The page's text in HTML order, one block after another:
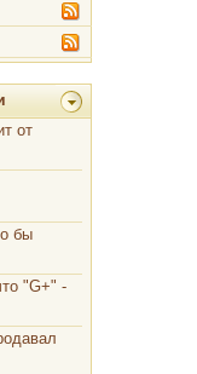
от
бы
"G+" -